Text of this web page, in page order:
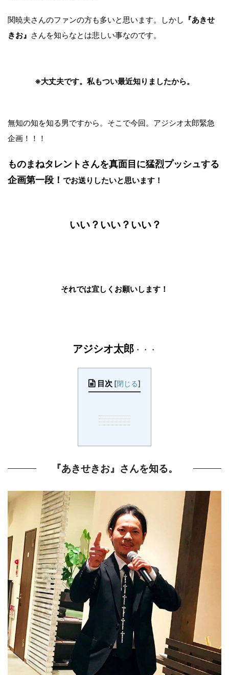
関暁夫さんのファンの方も多いと思います。しかし 『あきせ
きお』 さんを知らなとは悲しい事なのです。
※大丈夫です。私もつい最近知りましたから。
無知の知を知る男ですから。そこで今回。アジシオ太郎緊急
企画！！！
ものまねタレントさんを真面目に猛烈プッシュする
企画第一段！ でお送りしたいと思います！
いい？いい？いい？
それでは宜しくお願いします！
アジシオ太郎・・・
目次 [閉じる]
『あきせきお』さんを知る。